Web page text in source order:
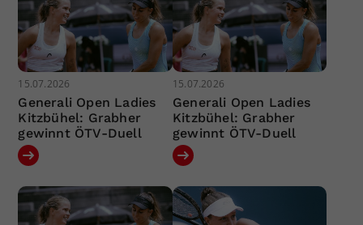
15.07.2026
Generali Open Ladies
Kitzbühel: Grabher
gewinnt ÖTV-Duell
15.07.2026
Generali Open Ladies
Kitzbühel: Grabher
gewinnt ÖTV-Duell